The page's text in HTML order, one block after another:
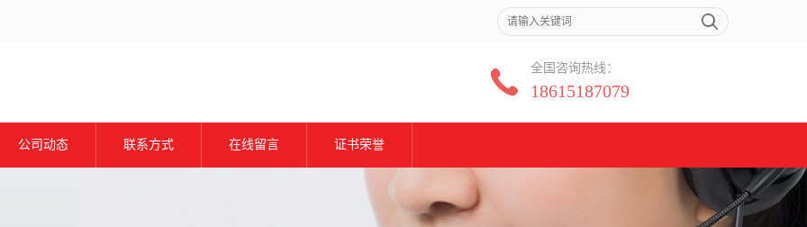
全国咨询热线：
18615187079
公司动态 联系方式 在线留言 证书荣誉